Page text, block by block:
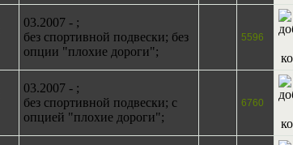
03.2007 - ;
без спортивной подвески; без
опции "плохие дороги";
5596
03.2007 - ;
без спортивной подвески; с
опцией "плохие дороги";
6760